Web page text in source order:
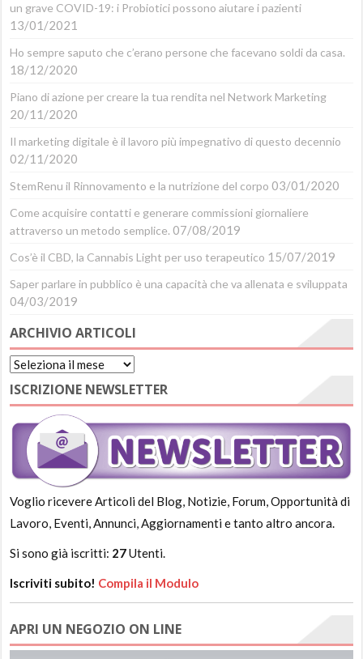
un grave COVID-19: i Probiotici possono aiutare i pazienti
13/01/2021
Ho sempre saputo che c’erano persone che facevano soldi da casa.
18/12/2020
Piano di azione per creare la tua rendita nel Network Marketing
20/11/2020
Il marketing digitale è il lavoro più impegnativo di questo decennio
02/11/2020
StemRenu il Rinnovamento e la nutrizione del corpo 03/01/2020
Come acquisire contatti e generare commissioni giornaliere
attraverso un metodo semplice. 07/08/2019
Cos’è il CBD, la Cannabis Light per uso terapeutico 15/07/2019
Saper parlare in pubblico è una capacità che va allenata e sviluppata
04/03/2019
ARCHIVIO ARTICOLI
Archivio
Articoli
ISCRIZIONE NEWSLETTER
Voglio ricevere Articoli del Blog, Notizie, Forum, Opportunità di
Lavoro, Eventi, Annunci, Aggiornamenti e tanto altro ancora.
Si sono già iscritti: 27Utenti.
Iscriviti subito! Compila il Modulo
APRI UN NEGOZIO ON LINE